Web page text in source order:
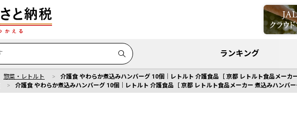
ランキング
惣菜・レトルト
介護食 やわらか煮込みハンバーグ 10個｜レトルト 介護食品［ 京都 レトルト食品メー
介護食 やわらか煮込みハンバーグ 10個｜レトルト 介護食品［ 京都 レトルト食品メーカー 煮込みハン